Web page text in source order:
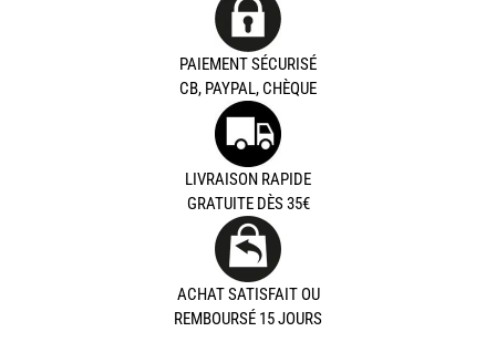
PAIEMENT SÉCURISÉ
CB, PAYPAL, CHÈQUE
LIVRAISON RAPIDE
GRATUITE DÈS 35€
ACHAT SATISFAIT OU
REMBOURSÉ 15 JOURS